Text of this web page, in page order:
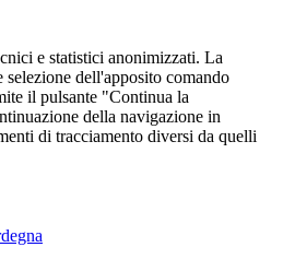
e statistici anonimizzati. La
selezione dell'apposito comando
il pulsante "Continua la
della navigazione in
di tracciamento diversi da quelli